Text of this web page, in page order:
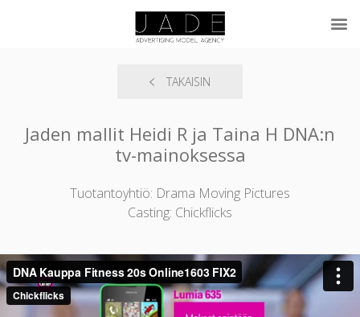
TAKAISIN
Jaden mallit Heidi R ja Taina H DNA:n
tv-mainoksessa
Tuotantoyhtiö: Drama Moving Pictures
Casting: Chickflicks